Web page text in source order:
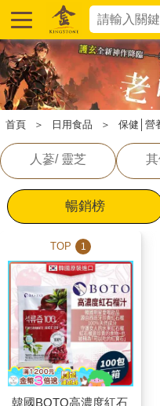
首頁 ＞ 日用食品 ＞ 保健│營
人蔘/ 靈芝
暢銷榜
TOP 1
韓國BOTO高濃度紅石